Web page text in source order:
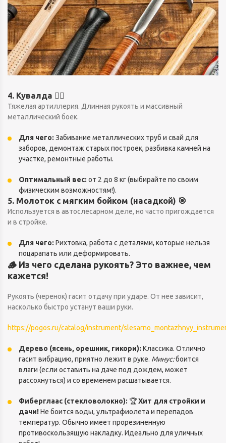
4. Кувалда 🏋️‍♂️
Тяжелая артиллерия. Длинная рукоять и массивный
металлический боек.
Для чего: Забивание металлических труб и свай для
заборов, демонтаж старых построек, разбивка камней на
участке, ремонтные работы.
Оптимальный вес: от 2 до 8 кг (выбирайте по своим
физическим возможностям!).
5. Молоток с мягким бойком (насадкой) 🎯
Используется в автослесарном деле, но часто пригождается
и в стройке.
Для чего: Рихтовка, работа с деталями, которые нельзя
поцарапать или деформировать.
🪵 Из чего сделана рукоять? Это важнее, чем
кажется!
Рукоять (черенок) гасит отдачу при ударе. От нее зависит,
насколько быстро устанут ваши руки.
https://pogos.ru/catalog/instrument/
Дерево (ясень, орешник, гикори): Классика. Отлично
гасит вибрацию, приятно лежит в руке. Минус:боится
влаги (если оставить на даче под дождем, может
рассохнуться) и со временем расшатывается.
Фиберглаас (стекловолокно): 🏆Хит для стройки и
дачи!Не боится воды, ультрафиолета и перепадов
температур. Обычно имеет прорезиненную
противоскользящую накладку. Идеально для уличных